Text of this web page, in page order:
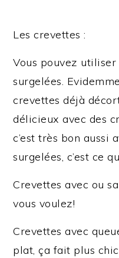
Les crevettes :
Vous pouvez
surgelées.
crevettes déjà
délicieux avec des
c’est très bon aussi
surgelées, c’est ce
Crevettes avec ou
vous voulez!
Crevettes avec
plat, ça fait plus